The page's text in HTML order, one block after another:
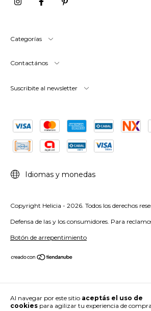
Al navegar por este sitio aceptás el uso de
cookies para agilizar tu experiencia de
Categorías
Contactános
Suscribite al newsletter
Idiomas y monedas
Copyright Helicia - 2026. Todos los derechos
Defensa de las y los consumidores. Para
Botón de arrepentimiento